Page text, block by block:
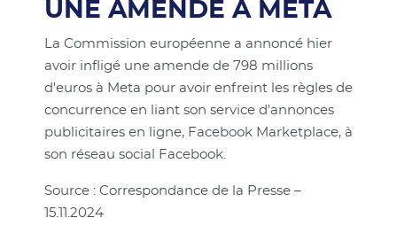
UNE AMENDE À META
La Commission européenne a annoncé hier
avoir infligé une amende de 798 millions
d'euros à Meta pour avoir enfreint les règles de
concurrence en liant son service d'annonces
publicitaires en ligne, Facebook Marketplace, à
son réseau social Facebook.
Source : Correspondance de la Presse –
15.11.2024